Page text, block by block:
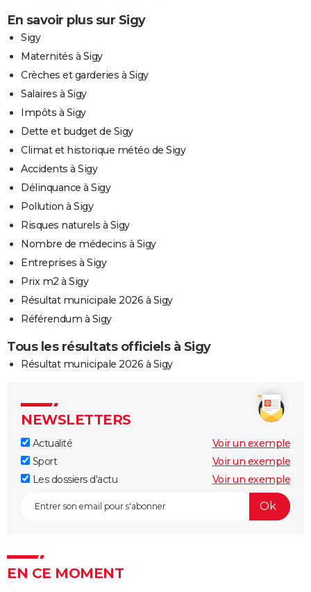
En savoir plus sur Sigy
Sigy
Maternités à Sigy
Crèches et garderies à Sigy
Salaires à Sigy
Impôts à Sigy
Dette et budget de Sigy
Climat et historique météo de Sigy
Accidents à Sigy
Délinquance à Sigy
Pollution à Sigy
Risques naturels à Sigy
Nombre de médecins à Sigy
Entreprises à Sigy
Prix m2 à Sigy
Résultat municipale 2026 à Sigy
Référendum à Sigy
Tous les résultats officiels à Sigy
Résultat municipale 2026 à Sigy
NEWSLETTERS
Actualité
Voir un exemple
Sport
Voir un exemple
Les dossiers d'actu
Voir un exemple
EN CE MOMENT